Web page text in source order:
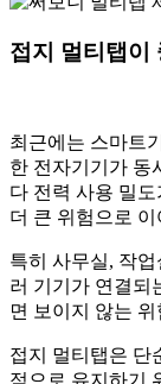
접지 멀티탭이
최근에는 스마트
한 전자기기가 동
다 전력 사용 밀
더 큰 위험으로
특히 사무실, 작
러 기기가 연결되
면 보이지 않는
접지 멀티탭은 단
적으로 유지하기